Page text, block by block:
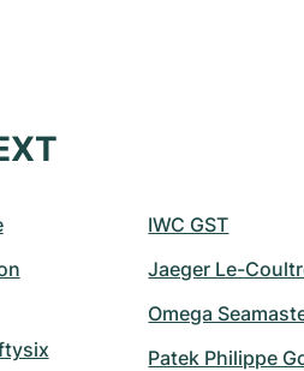
IWC GST
Jaeger Le-
Omega
Patek Philippe